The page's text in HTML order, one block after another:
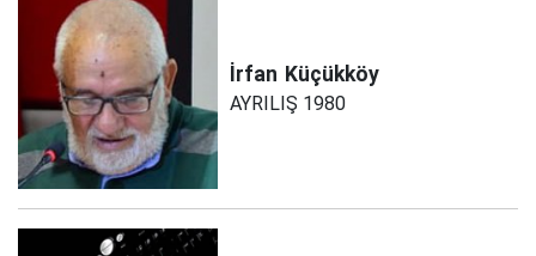
İrfan Küçükköy
AYRILIŞ 1980